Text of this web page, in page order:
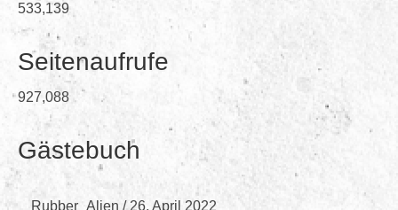
533,139
Seitenaufrufe
927,088
Gästebuch
Rubber_Alien / 26. April 2022